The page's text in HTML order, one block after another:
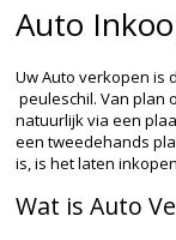
Auto
Uw Auto verkopen is
peuleschil. Van plan
natuurlijk via een
een tweedehands
is, is het laten
Wat is Auto